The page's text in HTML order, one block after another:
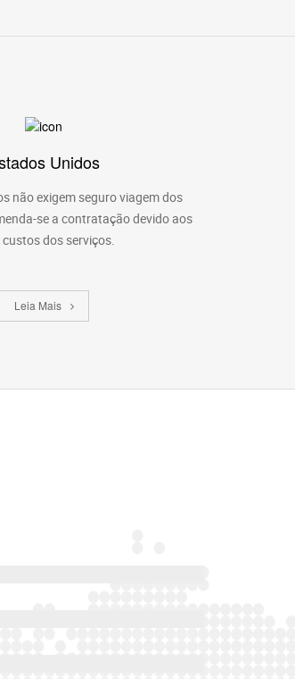
Unidos
não exigem seguro viagem dos
se a contratação devido aos
dos serviços.
Leia Mais